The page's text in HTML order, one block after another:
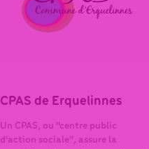
CPAS de Erquelinnes
Un CPAS, ou "centre public
d'action sociale", assure la